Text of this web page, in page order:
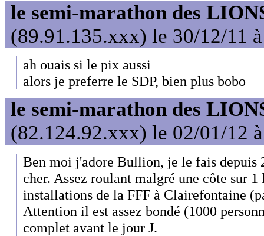
le semi-marathon des
(89.91.135.xxx) le 30/12/11
ah ouais si le pix aussi
alors je preferre le SDP, bien plus bobo
le semi-marathon des
(82.124.92.xxx) le 02/01/12
Ben moi j'adore Bullion, je le fais depuis
cher. Assez roulant malgré une côte sur
installations de la FFF à Clairefontaine
Attention il est assez bondé (1000
complet avant le jour J.